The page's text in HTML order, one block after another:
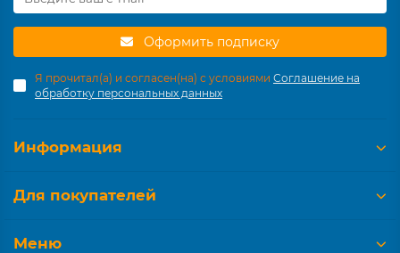
Оформить подписку
Я прочитал(а) и согласен(на) с условиями Соглашение на
обработку персональных данных
Информация
Для покупателей
Меню